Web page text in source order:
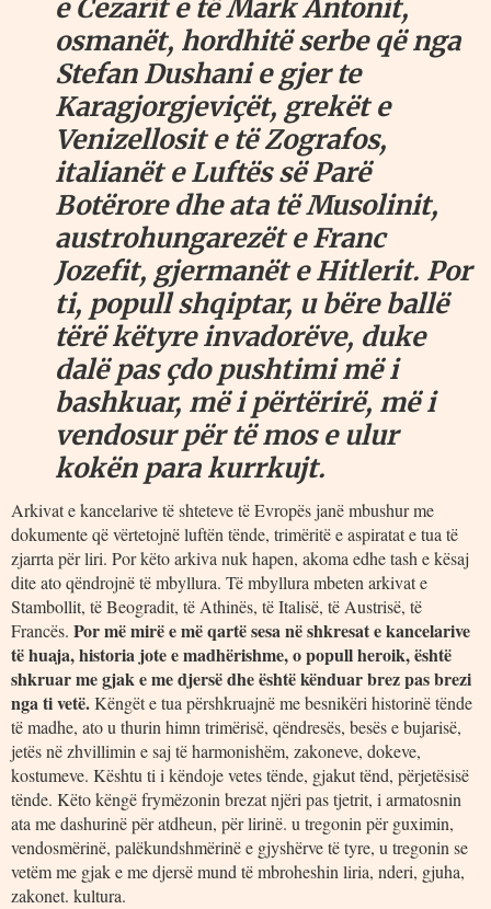
e Cezarit e të Mark Antonit,
osmanët, hordhitë serbe që nga
Stefan Dushani e gjer te
Karagjorgjeviçët, grekët e
Venizellosit e të Zografos,
italianët e Luftës së Parë
Botërore dhe ata të Musolinit,
austrohungarezët e Franc
Jozefit, gjermanët e Hitlerit. Por
ti, popull shqiptar, u bëre ballë
tërë këtyre invadorëve, duke
dalë pas çdo pushtimi më i
bashkuar, më i përtërirë, më i
vendosur për të mos e ulur
kokën para kurrkujt.
Arkivat e kancelarive të shteteve të Evropës janë mbushur me
dokumente që vërtetojnë luftën tënde, trimëritë e aspiratat e tua të
zjarrta për liri. Por këto arkiva nuk hapen, akoma edhe tash e kësaj
dite ato qëndrojnë të mbyllura. Të mbyllura mbeten arkivat e
Stambollit, të Beogradit, të Athinës, të Italisë, të Austrisë, të
Francës. Por më mirë e më qartë sesa në shkresat e kancelarive
të huaja, historia jote e madhërishme, o popull heroik, është
shkruar me gjak e me djersë dhe është kënduar brez pas brezi
nga ti vetë.Këngët e tua përshkruajnë me besnikëri historinë tënde
të madhe, ato u thurin himn trimërisë, qëndresës, besës e bujarisë,
jetës në zhvillimin e saj të harmonishëm, zakoneve, dokeve,
kostumeve. Kështu ti i këndoje vetes tënde, gjakut tënd, përjetësisë
tënde. Këto këngë frymëzonin brezat njëri pas tjetrit, i armatosnin
ata me dashurinë për atdheun, për lirinë. u tregonin për guximin,
vendosmërinë, palëkundshmërinë e gjyshërve të tyre, u tregonin se
vetëm me gjak e me djersë mund të mbroheshin liria, nderi, gjuha,
zakonet. kultura.